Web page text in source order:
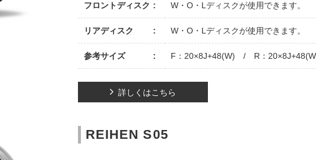
フロントディスク W・O・Lディスクが使用できます。
リアディスク W・O・Lディスクが使用できます。
参考サイズ F：20×8J+48(W) / R：
詳しくはこちら
REIHEN S05